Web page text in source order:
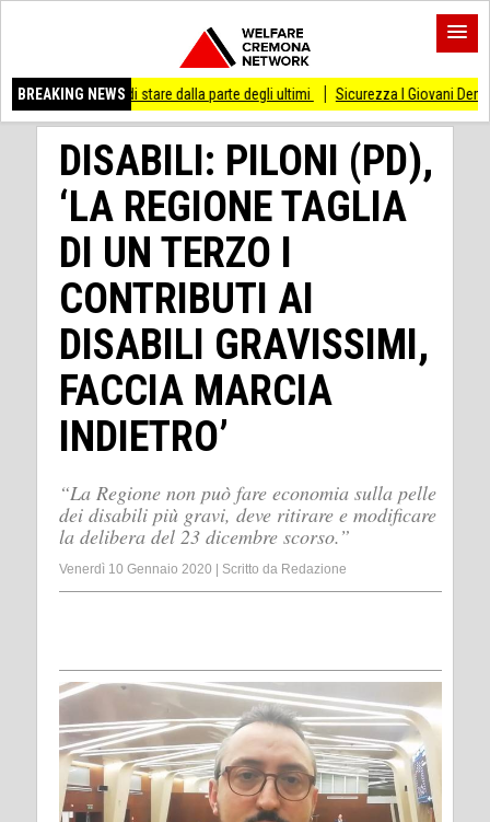
BREAKING NEWS
di stare dalla parte degli ultimi Sicurezza I Giovani Democratici
DISABILI: PILONI (PD),
‘LA REGIONE TAGLIA
DI UN TERZO I
CONTRIBUTI AI
DISABILI GRAVISSIMI,
FACCIA MARCIA
INDIETRO’
“La Regione non può fare economia sulla pelle
dei disabili più gravi, deve ritirare e modificare
la delibera del 23 dicembre scorso.”
Venerdì 10 Gennaio 2020 Scritto da Redazione